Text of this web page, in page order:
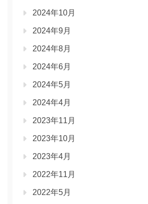
2024年10月
2024年9月
2024年8月
2024年6月
2024年5月
2024年4月
2023年11月
2023年10月
2023年4月
2022年11月
2022年5月